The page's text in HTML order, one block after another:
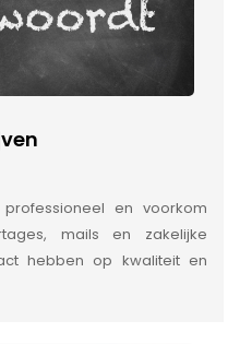
en voorkom
mails en zakelijke
hebben op kwaliteit en